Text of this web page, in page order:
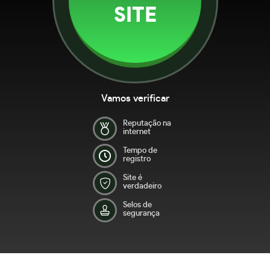
SITE
Vamos verificar
Reputação na
internet
Tempo de
registro
Site é
verdadeiro
Selos de
segurança